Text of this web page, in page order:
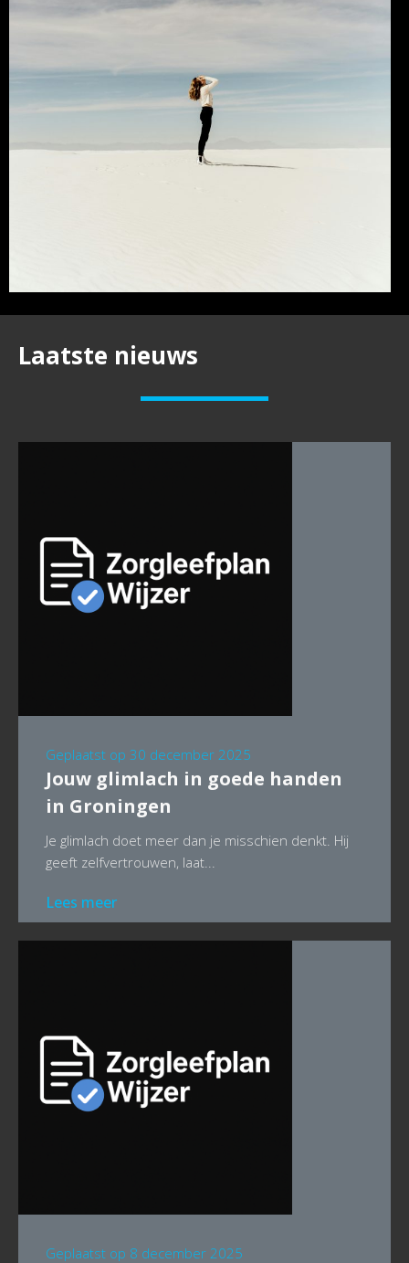
Laatste nieuws
Geplaatst op 30 december 2025
Jouw glimlach in goede handen
in Groningen
Je glimlach doet meer dan je misschien denkt. Hij
geeft zelfvertrouwen, laat...
Lees meer
Geplaatst op 8 december 2025